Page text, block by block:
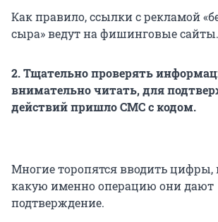
Как правило, ссылки с рекламой
сыра» ведут на фишинговые сайты.
2. Тщательно проверять
внимательно читать, для
действий пришло СМС с кодом.
Многие торопятся вводить цифры,
какую именно операцию они дают
подтверждение.